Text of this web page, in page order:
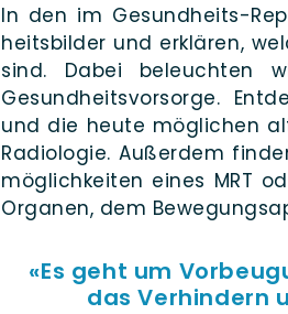
In den im Gesun­d­heits-
heits­bil­der und erklä­ren,
sind. Dabei beleuch­ten
Gesund­heits­vor­sor­ge.
und die heu­te mög­li­chen
Radio­lo­gie. Außer­dem
mög­lich­kei­ten eines MRT
Orga­nen, dem
«Es geht um
das Verhindern